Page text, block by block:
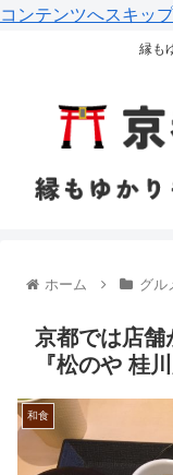
コンテンツへスキップ
縁も
ホーム グル
京都では店舗
『松のや 桂
和食